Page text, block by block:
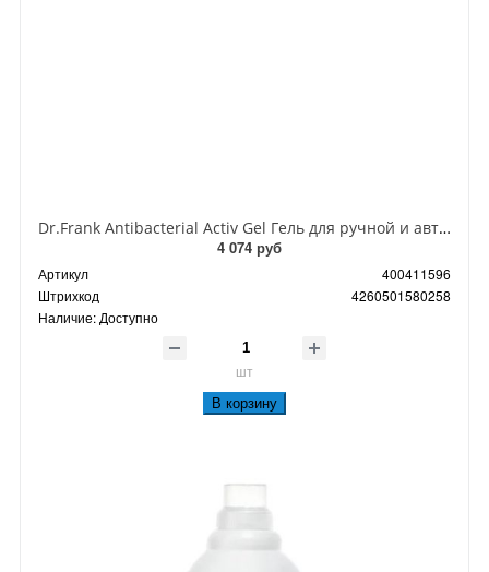
Dr.Frank Antibacterial Activ Gel Гель для ручной и автоматической стирки 2 л на 50 стирок
4 074 руб
Артикул
400411596
Штрихкод
4260501580258
Наличие: Доступно
шт
В корзину